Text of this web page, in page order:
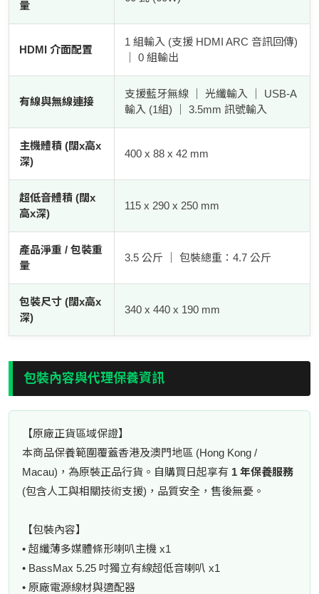
量
HDMI 介面配置
1 組輸入 (支援 HDMI ARC 音訊回傳)
｜ 0 組輸出
有線與無線連接
支援藍牙無線 ｜ 光纖輸入 ｜ USB-A
輸入 (1組) ｜ 3.5mm 訊號輸入
主機體積 (闊x高x
深)
400 x 88 x 42 mm
超低音體積 (闊x
高x深)
115 x 290 x 250 mm
產品淨重 / 包裝重
量
3.5 公斤 ｜ 包裝總重：4.7 公斤
包裝尺寸 (闊x高x
深)
340 x 440 x 190 mm
包裝內容與代理保養資訊
【原廠正貨區域保證】
本商品保養範圍覆蓋香港及澳門地區 (Hong Kong /
Macau)，為原裝正品行貨。自購買日起享有 1 年保養服務
(包含人工與相關技術支援)，品質安全，售後無憂。
【包裝內容】
• 超纖薄多媒體條形喇叭主機 x1
• BassMax 5.25 吋獨立有線超低音喇叭 x1
• 原廠電源線材與適配器